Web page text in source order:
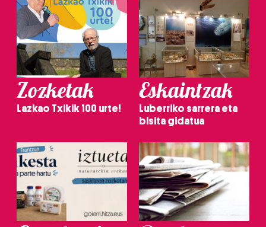
Zozketak
Lazkao Txikik 100 urte!
Eskaintzak
Luberriko sarrera eta
bisita gidatua